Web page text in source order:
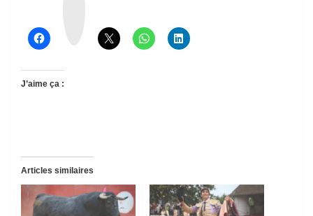
J’aime ça :
Articles similaires